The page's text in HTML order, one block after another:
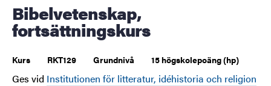
Bibelvetenskap,
fortsättningskurs
Kurs RKT129 Grundnivå 15 högskolepoäng (hp)
Ges vid Institutionen för litteratur, idéhistoria och religion